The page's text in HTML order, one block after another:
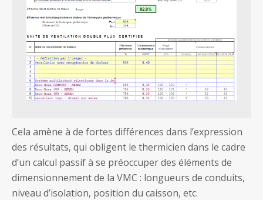
Cela amène à de fortes différences dans l’expression
des résultats, qui obligent le thermicien dans le cadre
d’un calcul passif à se préoccuper des éléments de
dimensionnement de la VMC : longueurs de conduits,
niveau d’isolation, position du caisson, etc.